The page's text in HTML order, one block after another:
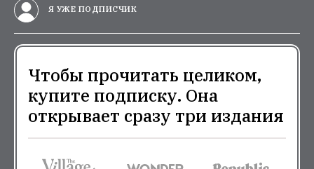
Я УЖЕ ПОДПИСЧИК
Чтобы прочитать целиком,
купите подписку. Она
открывает сразу три издания